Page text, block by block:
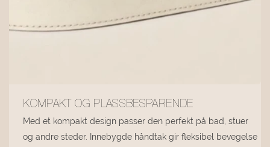
KOMPAKT OG PLASSBESPARENDE
Med et kompakt design passer den perfekt på bad, stuer
og andre steder. Innebygde håndtak gir fleksibel bevegelse